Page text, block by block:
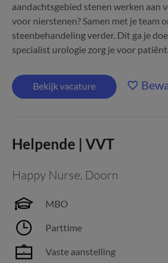
aandachtsgebied stenen werken aan
voor nierstenen? Samen met je team
steenbehandeling verder. Dit ga je
specialist urologie zorg je voor
Bekijk vacature
Helpende | VVT
Happy Nurse, Doorn
MBO
Parttime
Vaste aanstelling